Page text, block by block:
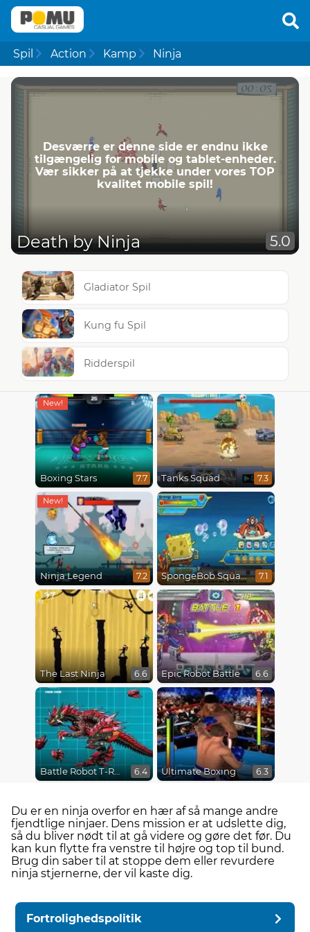
Spil Action Kamp Ninja
Desværre er denne side er endnu ikke
tilgængelig for mobile og tablet-enheder.
Vær sikker på at tjekke under vores TOP
kvalitet mobile spil!
Death by Ninja 5.0
Gladiator Spil
Kung fu Spil
Ridderspil
Boxing Stars 7.7 Tanks Squad 7.3
Ninja Legend 7.2 SpongeBob SquarePants : Monster Island Adventures 7.1
The Last Ninja 6.6 Epic Robot Battle 6.6
Battle Robot T-Rex Age 6.4 Ultimate Boxing 6.3
Du er en ninja overfor en hær af så mange andre
fjendtlige ninjaer. Dens mission er at udslette dig,
så du bliver nødt til at gå videre og gøre det før. Du
kan kun flytte fra venstre til højre og top til bund.
Brug din saber til at stoppe dem eller revurdere
ninja stjernerne, der vil kaste dig.
Fortrolighedspolitik